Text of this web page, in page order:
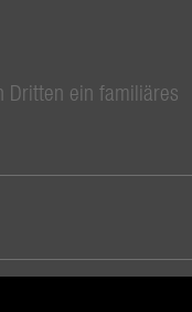
Dritten ein familiäres